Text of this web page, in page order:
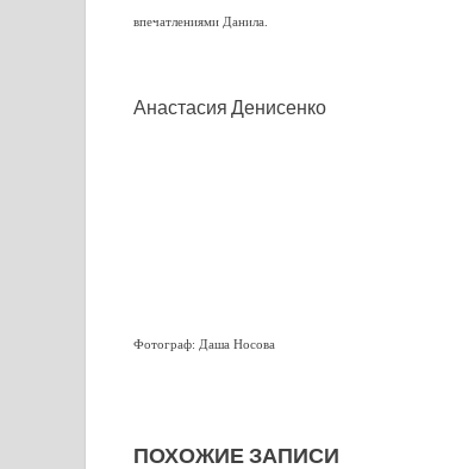
впечатлениями Данила.
Анастасия Денисенко
Фотограф: Даша Носова
ПОХОЖИЕ ЗАПИСИ